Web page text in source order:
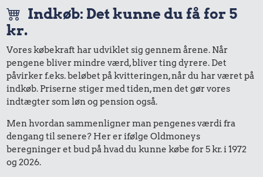
Indkøb: Det kunne du få for 5
kr.
Vores købekraft har udviklet sig gennem årene. Når
pengene bliver mindre værd, bliver ting dyrere. Det
påvirker f.eks. beløbet på kvitteringen, når du har været på
indkøb. Priserne stiger med tiden, men det gør vores
indtægter som løn og pension også.
Men hvordan sammenligner man pengenes værdi fra
dengang til senere? Her er ifølge Oldmoneys
beregninger et bud på hvad du kunne købe for 5 kr. i 1972
og 2026.